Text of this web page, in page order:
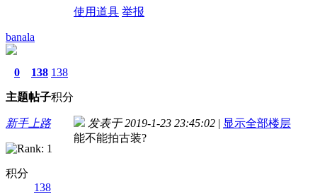
使用道具 举报
banala
0
主题
138
帖子
138
积分
新手上路
积分
138
发表于 2019-1-23 23:45:02 | 显示全部楼层
能不能拍古装?